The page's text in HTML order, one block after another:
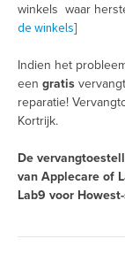
winkels waar
de winkels]
Indien het
een gratis
reparatie!
Kortrijk.
De
van Applecare of
Lab9 voor